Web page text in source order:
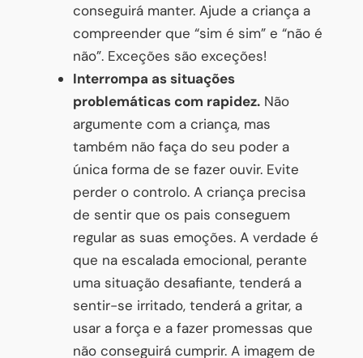
conseguirá manter. Ajude a criança a
compreender que “sim é sim” e “não é
não”. Exceções são exceções!
Interrompa as situações
problemáticas com rapidez. Não
argumente com a criança, mas
também não faça do seu poder a
única forma de se fazer ouvir. Evite
perder o controlo. A criança precisa
de sentir que os pais conseguem
regular as suas emoções. A verdade é
que na escalada emocional, perante
uma situação desafiante, tenderá a
sentir-se irritado, tenderá a gritar, a
usar a força e a fazer promessas que
não conseguirá cumprir. A imagem de